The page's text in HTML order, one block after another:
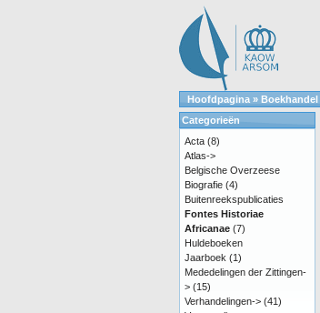
Hoofdpagina » Boekhandel
Categorieën
Acta (8)
Atlas->
Belgische Overzeese
Biografie (4)
Buitenreekspublicaties
Fontes Historiae
Africanae (7)
Huldeboeken
Jaarboek (1)
Mededelingen der Zittingen-
> (15)
Verhandelingen-> (41)